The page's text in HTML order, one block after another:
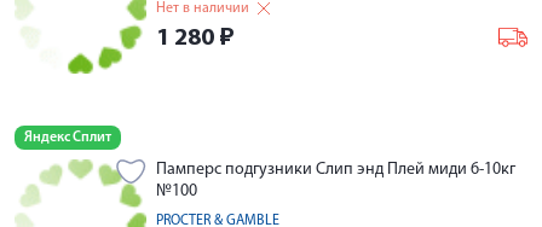
Нет в наличии
1 280 ₽
Яндекс Сплит
Памперс подгузники Слип энд Плей миди 6-10кг
№100
PROCTER & GAMBLE